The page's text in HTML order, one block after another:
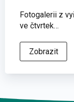
Fotogalerii z
ve čtvrtek…
Zobrazit